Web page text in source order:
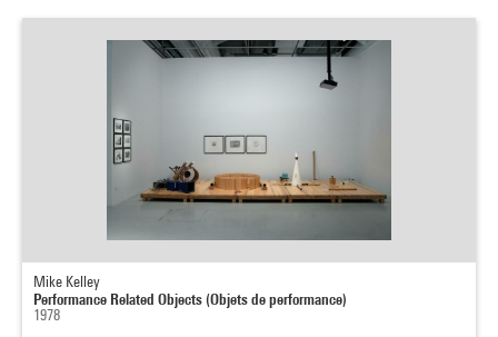
Mike Kelley
Performance Related Objects (Objets de performance)
1978